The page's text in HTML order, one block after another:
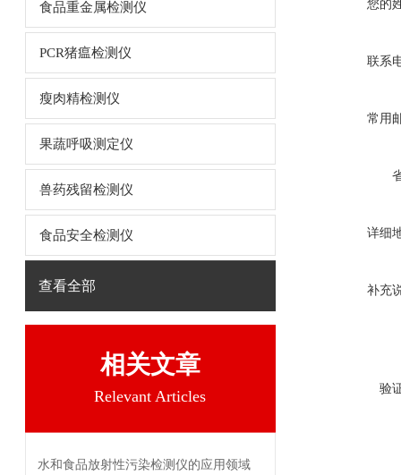
食品重金属检测仪
PCR猪瘟检测仪
瘦肉精检测仪
果蔬呼吸测定仪
兽药残留检测仪
食品安全检测仪
查看全部
相关文章
Relevant Articles
水和食品放射性污染检测仪的应用领域
您的
联系
常用
详细
补充
验